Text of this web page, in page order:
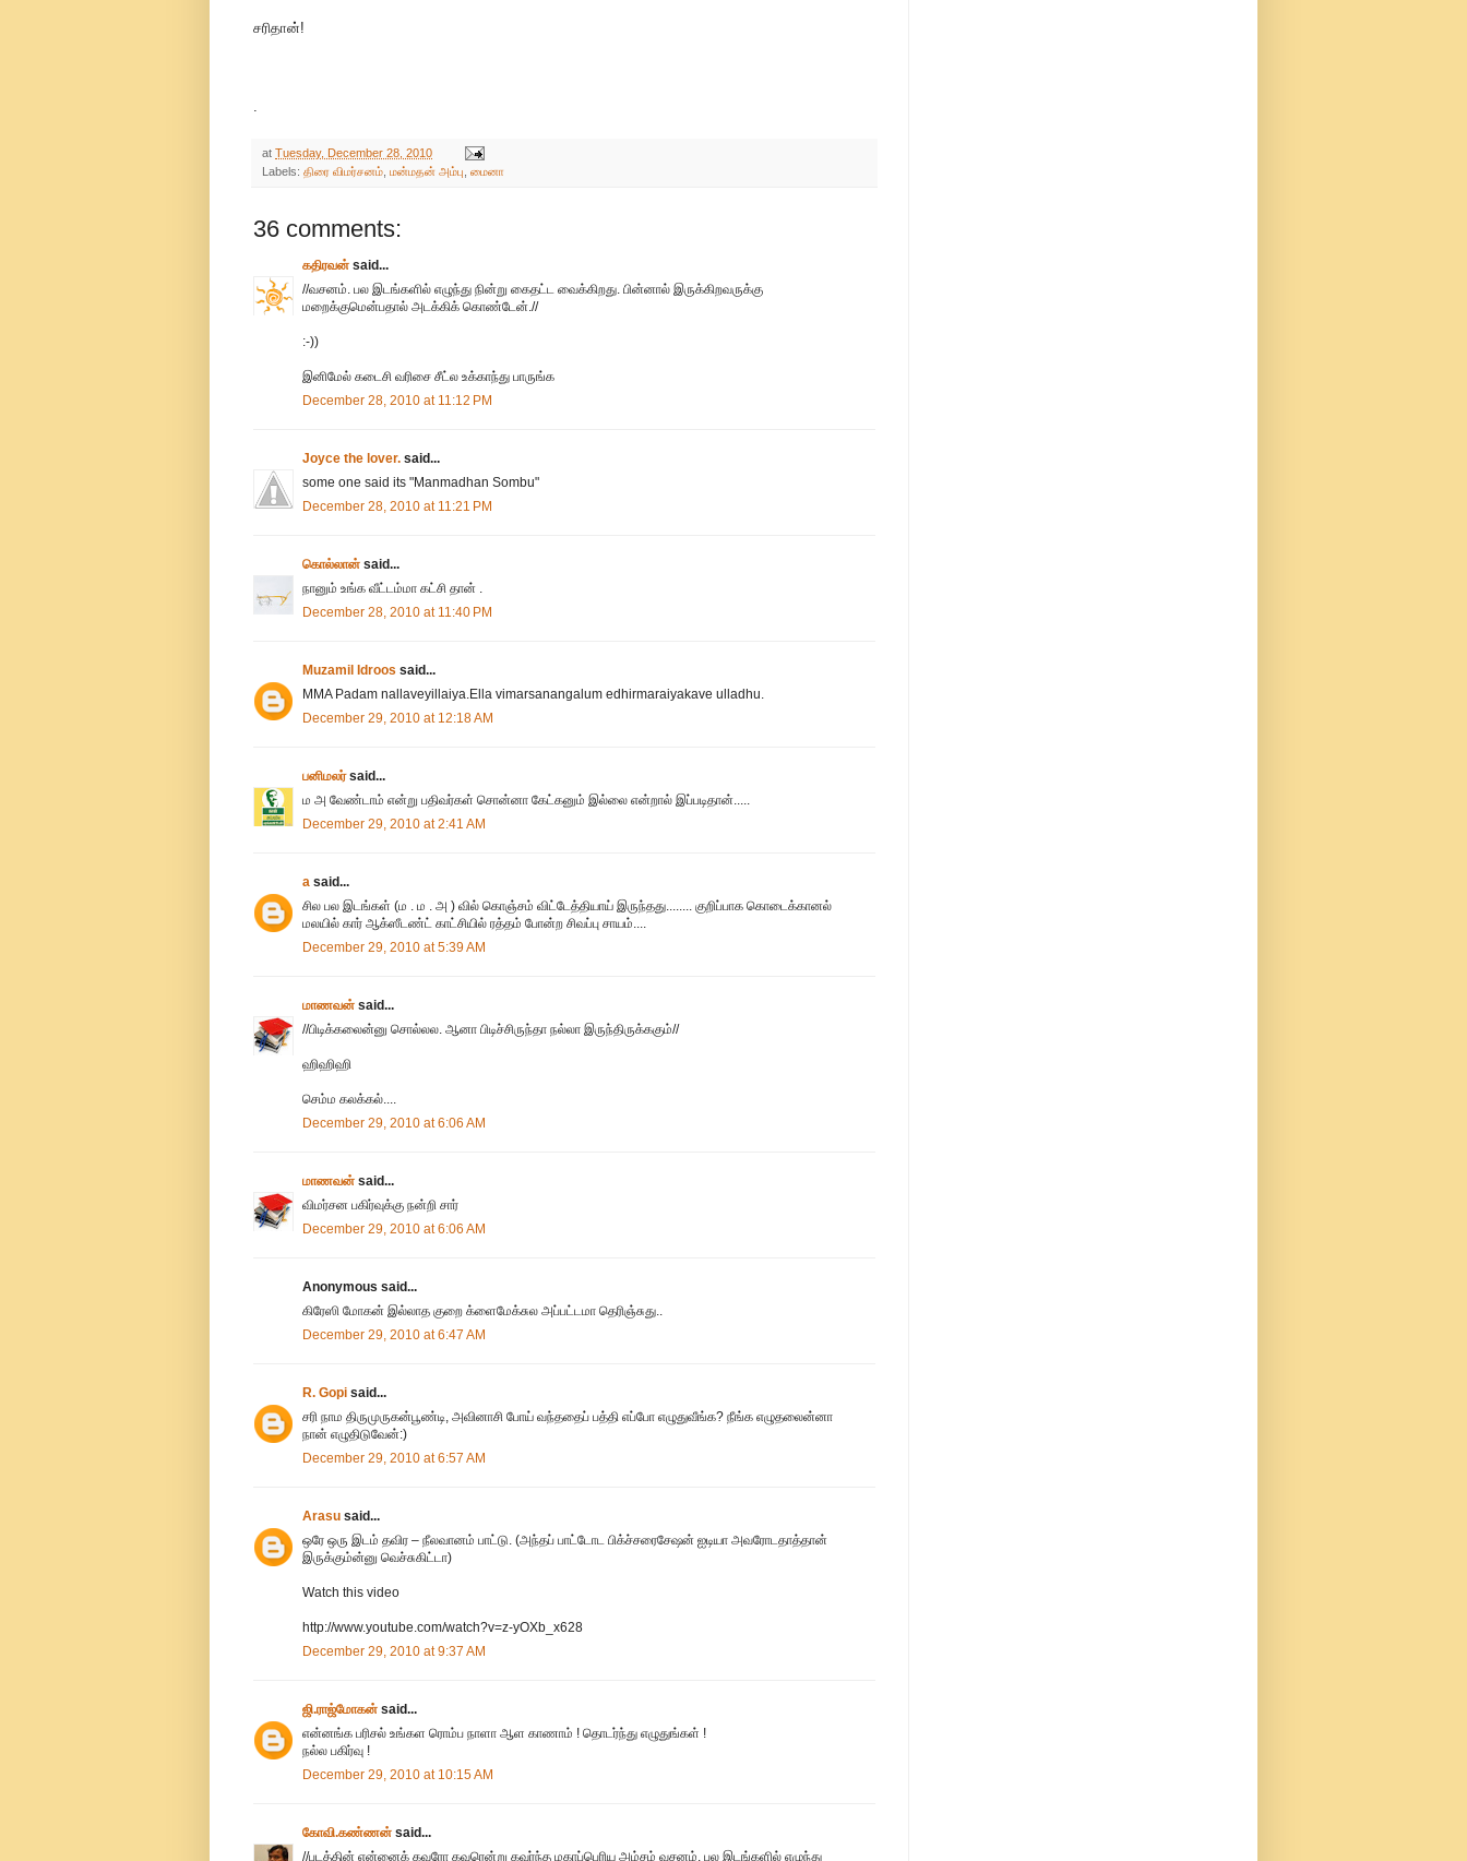
சரிதான்!
at Tuesday, December 28, 2010
Labels: திரை விமர்சனம் மன்மதன் அம்பு மைனா
36 comments:
கதிரவன் said...
//வசனம். பல இடங்களில் எழுந்து நின்று கைதட்ட வைக்கிறது. பின்னால் இருக்கிறவருக்கு
மறைக்குமென்பதால் அடக்கிக் கொண்டேன்.//
:-))
இனிமேல் கடைசி வரிசை சீட்ல உக்காந்து பாருங்க
December 28, 2010 at 11:12 PM
Joyce the lover. said...
some one said its "Manmadhan Sombu"
December 28, 2010 at 11:21 PM
கொல்லான் said...
நானும் உங்க வீட்டம்மா கட்சி தான் .
December 28, 2010 at 11:40 PM
Muzamil Idroos said...
MMA Padam nallaveyillaiya.Ella vimarsanangalum edhirmaraiyakave ulladhu.
December 29, 2010 at 12:18 AM
பனிமலர்said...
ம அ வேண்டாம் என்று பதிவர்கள் சொன்னா கேட்கனும் இல்லை என்றால் இப்படிதான்.....
December 29, 2010 at 2:41 AM
a said...
சில பல இடங்கள் (ம . ம . அ ) வில் கொஞ்சம் விட்டேத்தியாய் இருந்தது........ குறிப்பாக கொடைக்கானல்
மலயில் கார் ஆக்ஸீடண்ட் காட்சியில் ரத்தம் போன்ற சிவப்பு சாயம்....
December 29, 2010 at 5:39 AM
மாணவன் said...
//பிடிக்கலைன்னு சொல்லல. ஆனா பிடிச்சிருந்தா நல்லா இருந்திருக்ககும்//
ஹிஹிஹி
செம்ம கலக்கல்....
December 29, 2010 at 6:06 AM
மாணவன் said...
விமர்சன பகிர்வுக்கு நன்றி சார்
December 29, 2010 at 6:06 AM
Anonymous said...
கிரேஸி மோகன் இல்லாத குறை க்ளைமேக்சுல அப்பட்டமா தெரிஞ்சுது..
December 29, 2010 at 6:47 AM
R. Gopi said...
சரி நாம திருமுருகன்பூண்டி, அவினாசி போய் வந்ததைப் பத்தி எப்போ எழுதுவீங்க? நீங்க எழுதலைன்னா
நான் எழுதிடுவேன்:)
December 29, 2010 at 6:57 AM
Arasu said...
ஒரே ஒரு இடம் தவிர – நீலவானம் பாட்டு. (அந்தப் பாட்டோட பிக்ச்சரைசேஷன் ஐடியா அவரோடதாத்தான்
இருக்கும்ன்னு வெச்சுகிட்டா)
Watch this video
http://www.youtube.com/watch?v=z-yOXb_x628
December 29, 2010 at 9:37 AM
ஜி.ராஜ்மோகன் said...
என்னங்க பரிசல் உங்கள ரொம்ப நாளா ஆள காணாம் ! தொடர்ந்து எழுதுங்கள் !
நல்ல பகிர்வு !
December 29, 2010 at 10:15 AM
கோவி.கண்ணன் said...
//படத்தின் என்னைக் கவரோ கவரென்று கவர்ந்த மகாப்பெரிய அம்சம் வசனம். பல இடங்களில் எழுந்து